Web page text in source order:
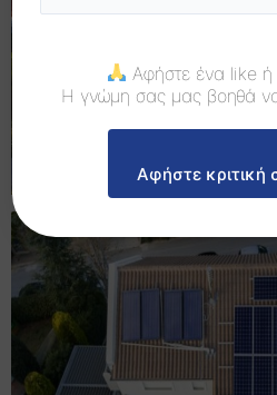
Αφήστε ένα like
Η γνώμη σας μας βοηθά να
Αφήστε κριτική